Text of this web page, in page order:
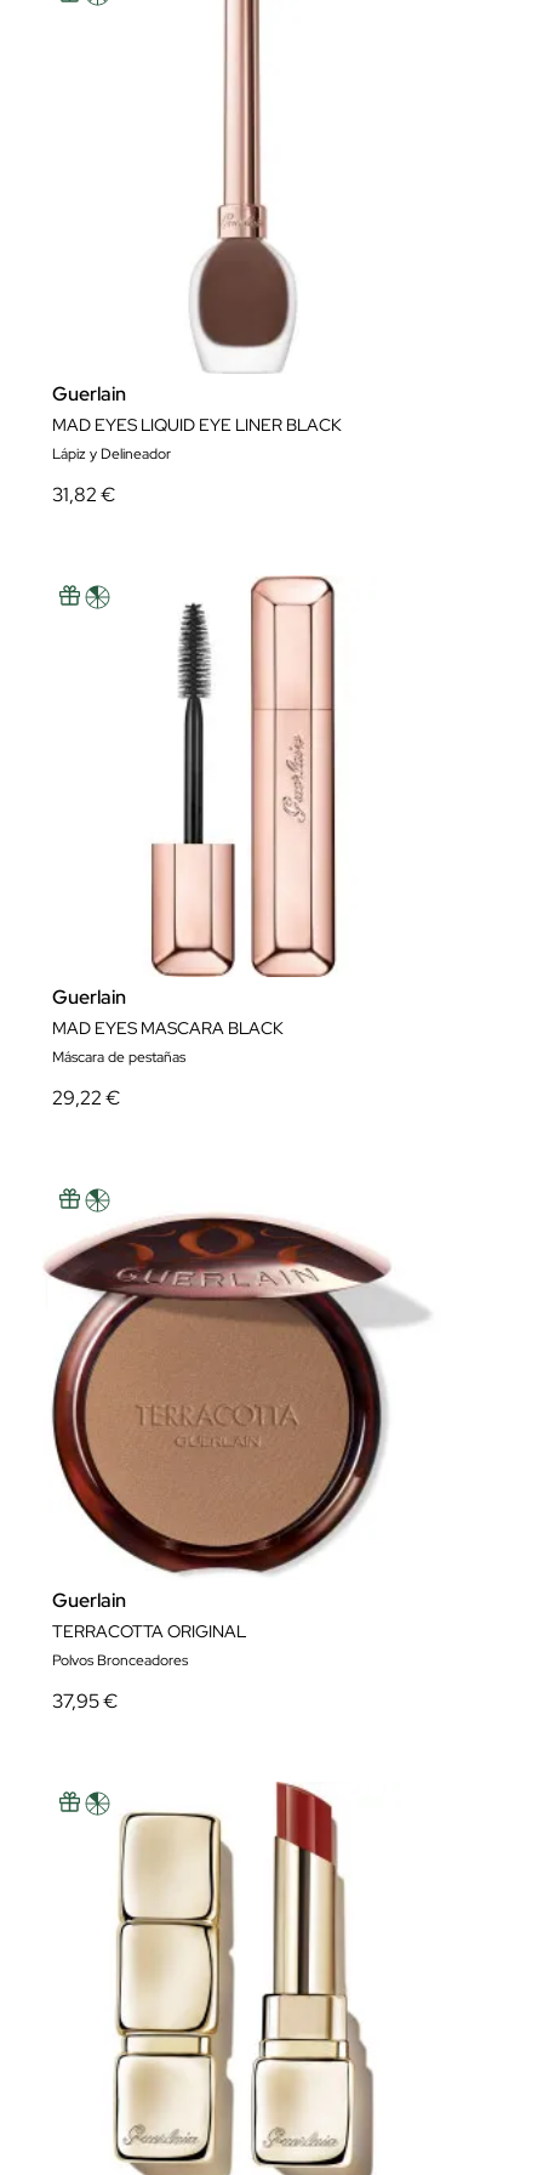
Guerlain
MAD EYES LIQUID EYE LINER BLACK
Lápiz y Delineador
31,82 €
Guerlain
MAD EYES MASCARA BLACK
Máscara de pestañas
29,22 €
Guerlain
TERRACOTTA ORIGINAL
Polvos Bronceadores
37,95 €
ti. Puedes volver a acceder a este menú para cambiar tus opciones o retirar el
Utilizar datos de localización geográfica precisa. Analizar activamente las
características del dispositivo para su identificación. Almacenar la información
en un dispositivo y/o acceder a ella . Publicidad y contenido personalizados,
medición de publicidad y contenido, investigación de audiencia y desarrollo de
Lista de asociados (proveedores)
Mostrar los propósitos